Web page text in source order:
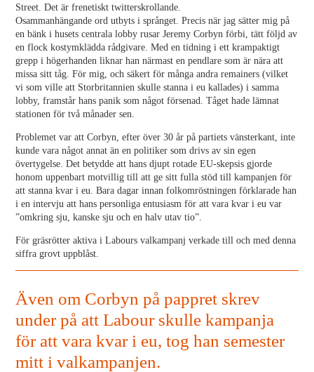
Street. Det är frenetiskt twitterskrollande.
Osammanhängande ord utbyts i språnget. Precis när jag sätter mig på
en bänk i husets centrala lobby rusar Jeremy Corbyn förbi, tätt följd av
en flock kostymklädda rådgivare. Med en tidning i ett krampaktigt
grepp i högerhanden liknar han närmast en pendlare som är nära att
missa sitt tåg. För mig, och säkert för många andra remainers (vilket
vi som ville att Storbritannien skulle stanna i eu kallades) i samma
lobby, framstår hans panik som något försenad. Tåget hade lämnat
stationen för två månader sen.
Problemet var att Corbyn, efter över 30 år på partiets vänsterkant, inte
kunde vara något annat än en politiker som drivs av sin egen
övertygelse. Det betydde att hans djupt rotade EU-skepsis gjorde
honom uppenbart motvillig till att ge sitt fulla stöd till kampanjen för
att stanna kvar i eu. Bara dagar innan folkomröstningen förklarade han
i en intervju att hans personliga entusiasm för att vara kvar i eu var
”omkring sju, kanske sju och en halv utav tio”.
För gräsrötter aktiva i Labours valkampanj verkade till och med denna
siffra grovt uppblåst.
Även om Corbyn på pappret skrev
under på att Labour skulle kampanja
för att vara kvar i eu, tog han semester
mitt i valkampanjen.